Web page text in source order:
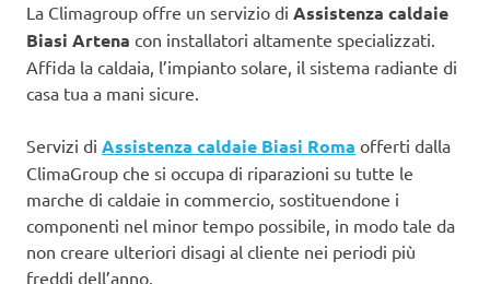
La Climagroup offre un servizio di Assistenza caldaie
Biasi Artena con installatori altamente specializzati.
Affida la caldaia, l’impianto solare, il sistema radiante di
casa tua a mani sicure.
Servizi di Assistenza caldaie Biasi Roma offerti dalla
ClimaGroup che si occupa di riparazioni su tutte le
marche di caldaie in commercio, sostituendone i
componenti nel minor tempo possibile, in modo tale da
non creare ulteriori disagi al cliente nei periodi più
freddi dell’anno.